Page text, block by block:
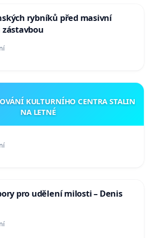
rybníků před masivní
KULTURNÍHO CENTRA STALIN
NA LETNÉ
pro udělení milosti – Denis